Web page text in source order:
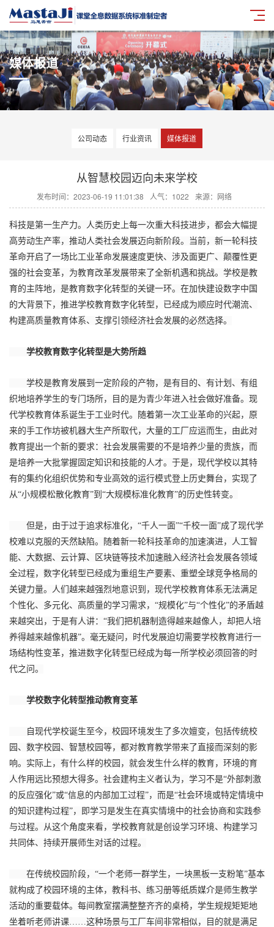
媒体报道
公司动态 行业资讯 媒体报道
从智慧校园迈向未来学校
发布时间：2023-06-19 11:01:38 人气： 1022 来源：网络
科技是第一生产力。人类历史上每一次重大科技进步，都会大幅提
高劳动生产率，推动人类社会发展迈向新阶段。当前，新一轮科技
革命开启了一场比工业革命发展速度更快、涉及面更广、颠覆性更
强的社会变革，为教育改革发展带来了全新机遇和挑战。学校是教
育的主阵地，是教育数字化转型的关键一环。在加快建设数字中国
的大背景下，推进学校教育数字化转型，已经成为顺应时代潮流、
构建高质量教育体系、支撑引领经济社会发展的必然选择。
学校教育数字化转型是大势所趋
学校是教育发展到一定阶段的产物，是有目的、有计划、有组
织地培养学生的专门场所，目的是为青少年进入社会做好准备。现
代学校教育体系诞生于工业时代。随着第一次工业革命的兴起，原
来的手工作坊被机器大生产所取代，大量的工厂应运而生，由此对
教育提出一个新的要求：社会发展需要的不是培养少量的贵族，而
是培养一大批掌握固定知识和技能的人才。于是，现代学校以其特
有的集约化组织优势和专业高效的运行模式登上历史舞台，实现了
从“小规模松散化教育”到“大规模标准化教育”的历史性转变。
但是，由于过于追求标准化，“千人一面”“千校一面”成了现代学
校难以克服的天然缺陷。随着新一轮科技革命的加速演进，人工智
能、大数据、云计算、区块链等技术加速融入经济社会发展各领域
全过程，数字化转型已经成为重组生产要素、重塑全球竞争格局的
关键力量。人们越来越强烈地意识到，现代学校教育体系无法满足
个性化、多元化、高质量的学习需求，“规模化”与“个性化”的矛盾越
来越突出，于是有人讲：“我们把机器制造得越来越像人，却把人培
养得越来越像机器”。毫无疑问，时代发展迫切需要学校教育进行一
场结构性变革，推进数字化转型已经成为每一所学校必须回答的时
代之问。
学校数字化转型推动教育变革
自现代学校诞生至今，校园环境发生了多次嬗变，包括传统校
园、数字校园、智慧校园等，都对教育教学带来了直接而深刻的影
响。实际上，有什么样的校园，就会发生什么样的教育，环境的育
人作用远比预想大得多。社会建构主义者认为，学习不是“外部刺激
的反应强化”或“信息的内部加工过程”，而是“社会环境或特定情境中
的知识建构过程”，即学习是发生在真实情境中的社会协商和实践参
与过程。从这个角度来看，学校教育就是创设学习环境、构建学习
共同体、持续开展师生对话的过程。
在传统校园阶段，“一个老师一群学生，一块黑板一支粉笔”基本
就构成了校园环境的主体，教科书、练习册等纸质媒介是师生教学
活动的重要载体。每间教室摆满整整齐齐的桌椅，学生规规矩矩地
坐着听老师讲课……这种场景与工厂车间非常相似，目的就是满足